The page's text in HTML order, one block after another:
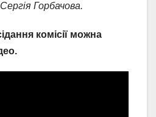
Горбачова.
комісії можна